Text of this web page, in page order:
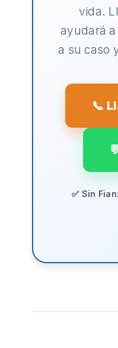
vida.
ayudará
a su caso
📞
✅ Sin